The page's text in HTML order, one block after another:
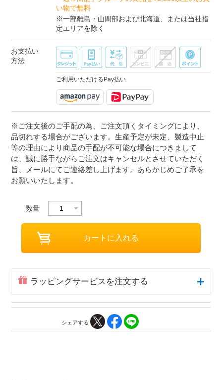
い物で無料
※一部離島・山間部および北海道、または当社指
定エリアを除く
お支払い
方法
ご利用いただけるPay払い
※ご注文後のご手配の為、ご注文頂くタイミングにより、
品切れする場合がございます。生産予定が未定、製造中止
等の理由により商品の手配が不可能な場合につきまして
は、誠に勝手ながらご注文はキャンセルとさせていただく
旨、メールにてご連絡差し上げます。あらかじめご了承を
お願いいたします。
数量
ラッピングサービスを注文する
シェアする